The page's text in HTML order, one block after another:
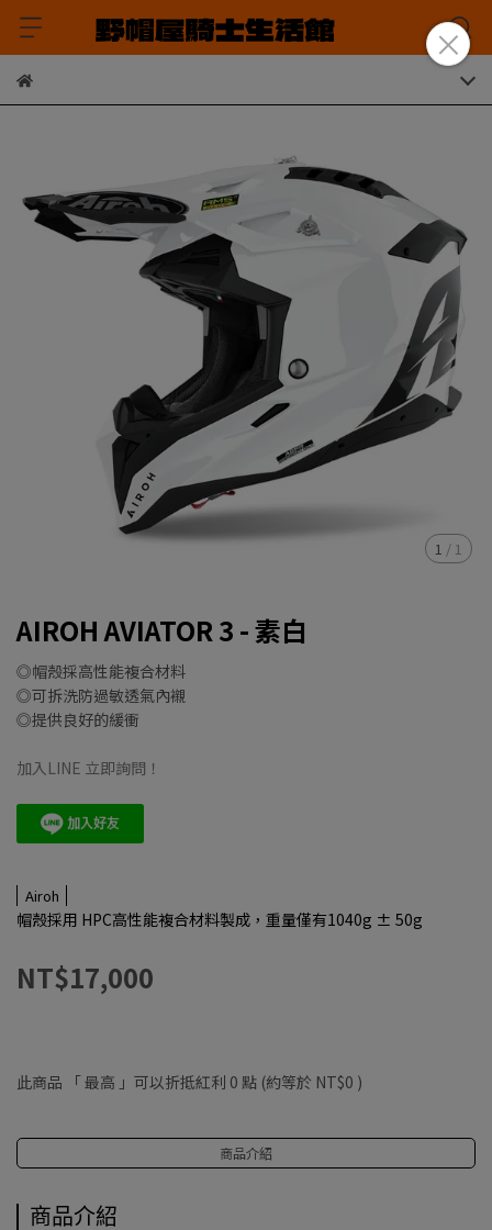
1 / 1
AIROH AVIATOR 3 - 素白
◎帽殼採高性能複合材料
◎可拆洗防過敏透氣內襯
◎提供良好的緩衝
加入LINE 立即詢問！
Airoh
帽殼採用 HPC高性能複合材料製成，重量僅有1040g ± 50g
NT$17,000
此商品 「 最高 」可以折抵紅利 0 點 (約等於 NT$0 )
商品介紹
商品介紹